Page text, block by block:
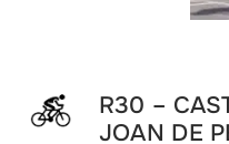
R30 –
JOAN DE